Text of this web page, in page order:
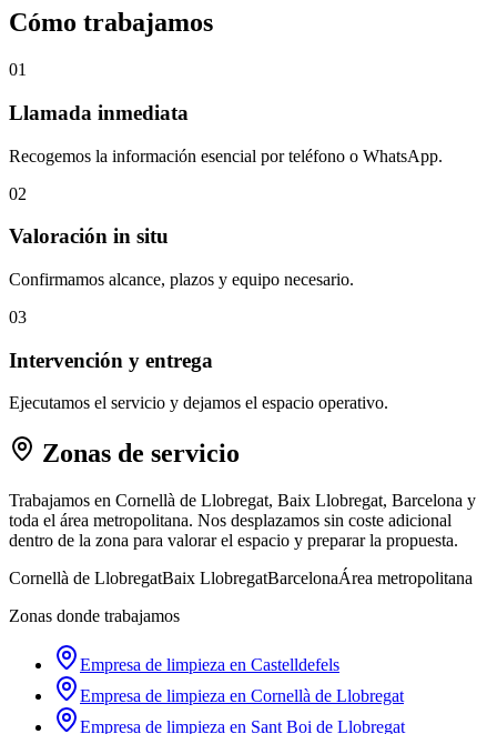
Cómo trabajamos
01
Llamada inmediata
Recogemos la información esencial por teléfono o WhatsApp.
02
Valoración in situ
Confirmamos alcance, plazos y equipo necesario.
03
Intervención y entrega
Ejecutamos el servicio y dejamos el espacio operativo.
Zonas de servicio
Trabajamos en Cornellà de Llobregat, Baix Llobregat, Barcelona y
toda el área metropolitana. Nos desplazamos sin coste adicional
dentro de la zona para valorar el espacio y preparar la propuesta.
Cornellà de LlobregatBaix LlobregatBarcelonaÁrea metropolitana
Zonas donde trabajamos
Empresa de limpieza en Castelldefels
Empresa de limpieza en Cornellà de Llobregat
Empresa de limpieza en Sant Boi de Llobregat